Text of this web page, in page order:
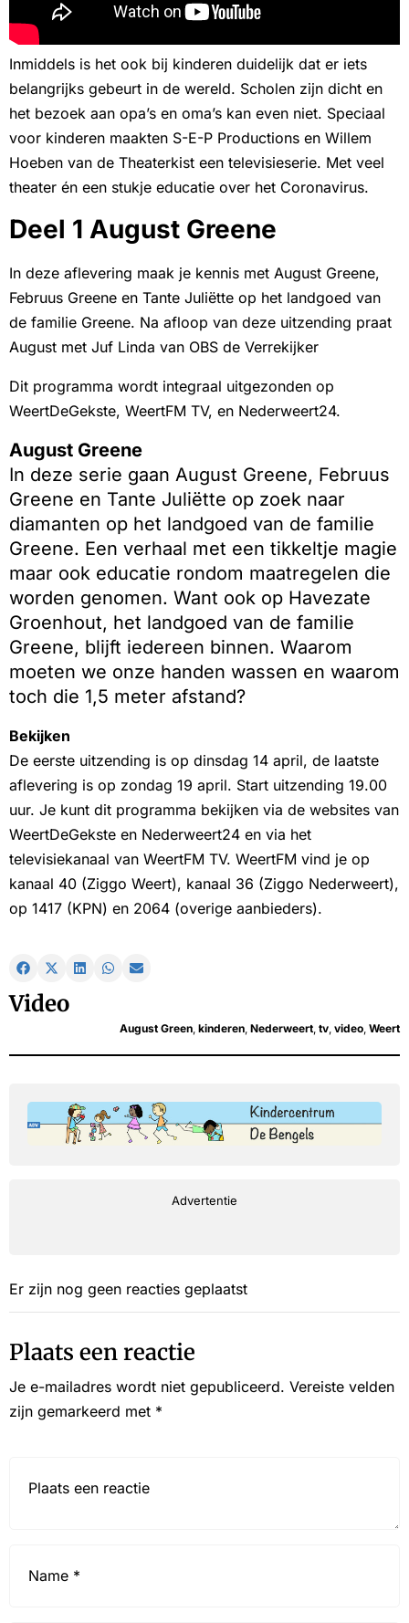
Inmiddels is het ook bij kinderen duidelijk dat er iets
belangrijks gebeurt in de wereld. Scholen zijn dicht en
het bezoek aan opa’s en oma’s kan even niet. Speciaal
voor kinderen maakten S-E-P Productions en Willem
Hoeben van de Theaterkist een televisieserie. Met veel
theater én een stukje educatie over het Coronavirus.
Deel 1 August Greene
In deze aflevering maak je kennis met August Greene,
Februus Greene en Tante Juliëtte op het landgoed van
de familie Greene. Na afloop van deze uitzending praat
August met Juf Linda van OBS de Verrekijker
Dit programma wordt integraal uitgezonden op
WeertDeGekste, WeertFM TV, en Nederweert24.
August Greene
In deze serie gaan August Greene, Februus
Greene en Tante Juliëtte op zoek naar
diamanten op het landgoed van de familie
Greene. Een verhaal met een tikkeltje magie
maar ook educatie rondom maatregelen die
worden genomen. Want ook op Havezate
Groenhout, het landgoed van de familie
Greene, blijft iedereen binnen. Waarom
moeten we onze handen wassen en waarom
toch die 1,5 meter afstand?
Bekijken
De eerste uitzending is op dinsdag 14 april, de laatste
aflevering is op zondag 19 april. Start uitzending 19.00
uur. Je kunt dit programma bekijken via de websites van
WeertDeGekste en Nederweert24 en via het
televisiekanaal van WeertFM TV. WeertFM vind je op
kanaal 40 (Ziggo Weert), kanaal 36 (Ziggo Nederweert),
op 1417 (KPN) en 2064 (overige aanbieders).
Video
August Green, kinderen, Nederweert, tv, video, Weert
Advertentie
Er zijn nog geen reacties geplaatst
Plaats een reactie
Je e-mailadres wordt niet gepubliceerd. Vereiste velden
zijn gemarkeerd met *